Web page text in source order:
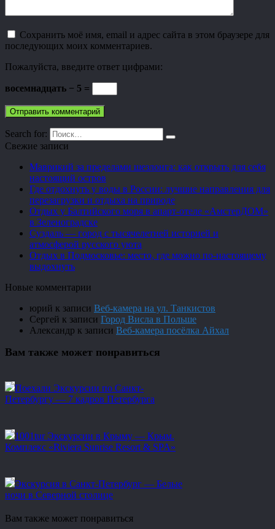
Сохранить моё имя, email и адрес сайта в этом браузере для
последующих моих комментариев.
Пожалуйста, введите ответ цифрами:
восемнадцать − 5 =
Search for:
Свежие записи
Маврикий за пределами шезлонга: как открыть для себя
настоящий остров
Где отдохнуть у воды в России: лучшие направления для
перезагрузки и отдыха на природе
Отдых у Балтийского моря в апарт-отеле «АмстерДОМ»
в Зеленоградске
Суздаль — город с тысячелетней историей и
атмосферой русского уюта
Отдых в Подмосковье: место, где можно по-настоящему
выдохнуть
Новые комментарии
юрий к записи Веб-камера на ул. Танкистов
Сергей к записи Город Висла в Польше
Александр к записи Веб-камера посёлка Айхал
Вам также может понравиться
Поехали Экскурсии по Санкт-
Петербургу — 7 кадров Петербурга
1001tur Экскурсии в Крыму — Крым.
Комплекс «Riviera Sunrise Resort & SPA»
Экскурсия в Санкт-Петербург — Белые
ночи в Северной столице
Вам также может понравиться